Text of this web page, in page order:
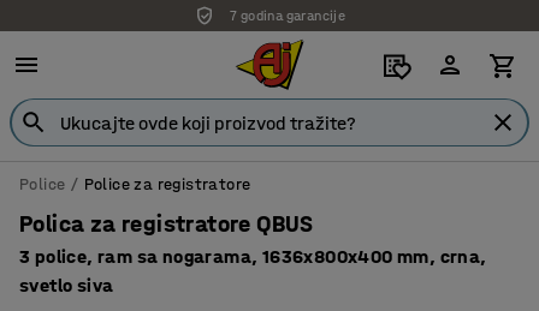
7 godina garancije
Police Police za registratore
Polica za registratore QBUS
3 police, ram sa nogarama, 1636x800x400 mm, crna,
svetlo siva